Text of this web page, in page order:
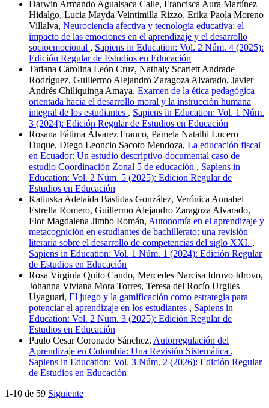
Darwin Armando Agualsaca Calle, Francisca Aura Martínez
Hidalgo, Lucia Mayda Veintimilla Rizzo, Erika Paola Moreno
Villalva, Neurociencia afectiva y tecnología educativa: el
impacto de las emociones en el aprendizaje y el desarrollo
socioemocional , Sapiens in Education: Vol. 2 Núm. 4 (2025):
Edición Regular de Estudios en Educación
Tatiana Carolina León Cruz, Nathaly Scarlett Andrade
Rodríguez, Guillermo Alejandro Zaragoza Alvarado, Javier
Andrés Chiliquinga Amaya, Examen de la ética pedagógica
orientada hacia el desarrollo moral y la instrucción humana
integral de los estudiantes , Sapiens in Education: Vol. 1 Núm.
3 (2024): Edición Regular de Estudios en Educación
Rosana Fátima Álvarez Franco, Pamela Natalhi Lucero
Duque, Diego Leoncio Sacoto Mendoza, La educación fiscal
en Ecuador: Un estudio descriptivo-documental caso de
estudio Coordinación Zonal 5 de educación , Sapiens in
Education: Vol. 2 Núm. 5 (2025): Edición Regular de
Estudios en Educación
Katiuska Adelaida Bastidas González, Verónica Annabel
Estrella Romero, Guillermo Alejandro Zaragoza Alvarado,
Flor Magdalena Jimbo Román, Autonomía en el aprendizaje y
metacognición en estudiantes de bachillerato: una revisión
literaria sobre el desarrollo de competencias del siglo XXI. ,
Sapiens in Education: Vol. 1 Núm. 1 (2024): Edición Regular
de Estudios en Educación
Rosa Virginia Quito Cando, Mercedes Narcisa Idrovo Idrovo,
Johanna Viviana Mora Torres, Teresa del Rocío Urgiles
Uyaguari, El juego y la gamificación como estrategia para
potenciar el aprendizaje en los estudiantes , Sapiens in
Education: Vol. 2 Núm. 3 (2025): Edición Regular de
Estudios en Educación
Paulo Cesar Coronado Sánchez, Autorregulación del
Aprendizaje en Colombia: Una Revisión Sistemática ,
Sapiens in Education: Vol. 3 Núm. 2 (2026): Edición Regular
de Estudios en Educación
1-10 de 59 Siguiente